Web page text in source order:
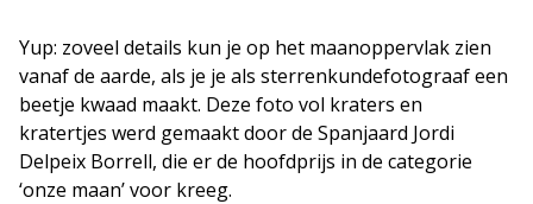
Yup: zoveel details kun je op het maanoppervlak zien
vanaf de aarde, als je je als sterrenkundefotograaf een
beetje kwaad maakt. Deze foto vol kraters en
kratertjes werd gemaakt door de Spanjaard Jordi
Delpeix Borrell, die er de hoofdprijs in de categorie
‘onze maan’ voor kreeg.